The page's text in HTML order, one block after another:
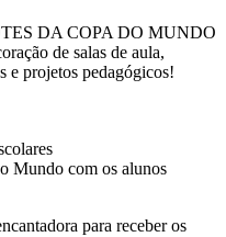
DA COPA DO MUNDO
de salas de aula,
e projetos pedagógicos!
Mundo com os alunos
para receber os